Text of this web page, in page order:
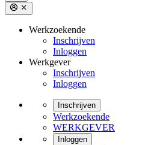
Werkzoekende
Inschrijven
Inloggen
Werkgever
Inschrijven
Inloggen
Inschrijven
Werkzoekende
WERKGEVER
Inloggen